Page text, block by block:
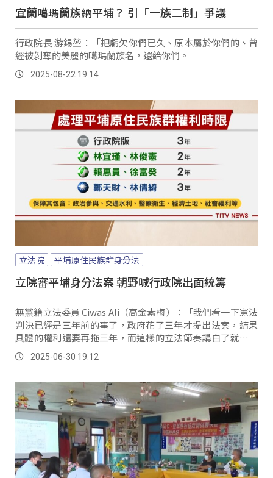
宜蘭噶瑪蘭族納平埔？ 引「一族二制」爭議
行政院長 游錫堃：「把虧欠你們已久、原本屬於你們的、曾
經被剝奪的美麗的噶瑪蘭族名，還給你們。
2025-08-22 19:14
立法院 平埔原住民族群身分法
立院審平埔身分法案 朝野喊行政院出面統籌
無黨籍立法委員 Ciwas Ali（高金素梅）：「我們看一下憲法
判決已經是三年前的事了，政府花了三年才提出法案，結果
具體的權利還要再拖三年，而這樣的立法節奏講白了就是一
拖再拖。
2025-06-30 19:12